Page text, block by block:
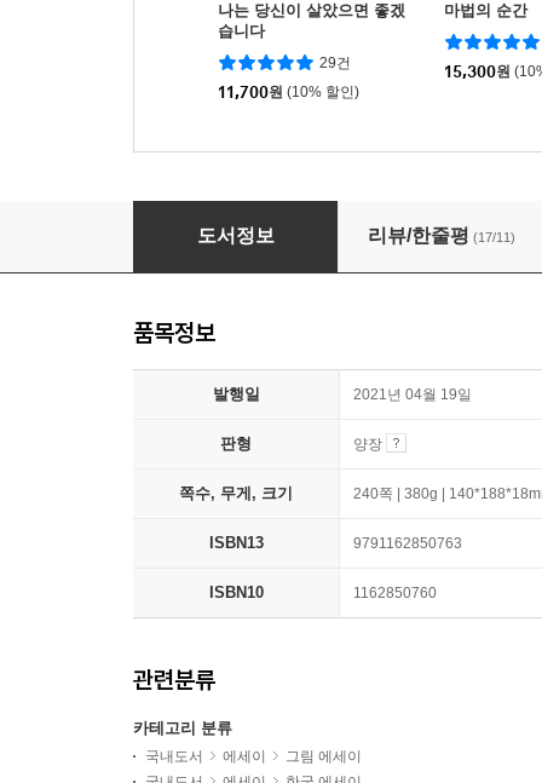
나는 당신이 살았으면 좋겠
습니다
29건
11,700원 (10% 할인)
마법의 순간
15,300원
아픔을 돌보지 않는 너에게
도서정보 리뷰/한줄평 (17/11)
품목정보
발행일 2021년 04월 19일
판형 양장
쪽수, 무게, 크기 240쪽 | 380g |
ISBN13 9791162850763
ISBN10 1162850760
관련분류
카테고리 분류
국내도서 에세이
그림 에세이